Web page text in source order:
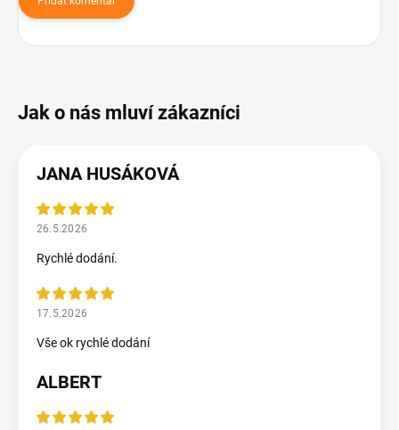
JANA HUSÁKOVÁ
26.5.2026
Rychlé dodání.
17.5.2026
Vše ok rychlé dodání
ALBERT